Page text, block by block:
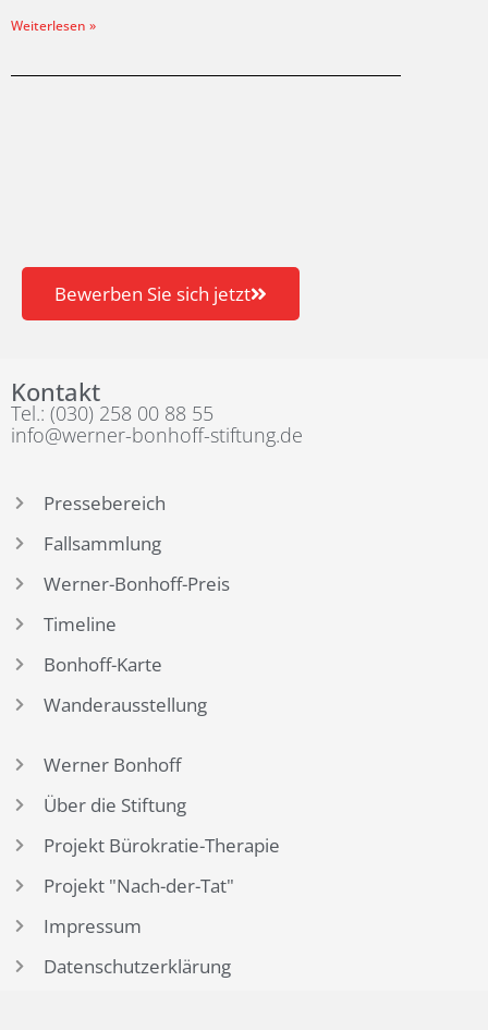
Weiterlesen »
Kontakt
Pressebereich
Werner-Bonhoff-Preis
Timeline
Bonhoff-Karte
Wanderausstellung
Projekt Bürokratie-Therapie
Projekt "Nach-der-Tat"
Impressum
Datenschutzerklärung